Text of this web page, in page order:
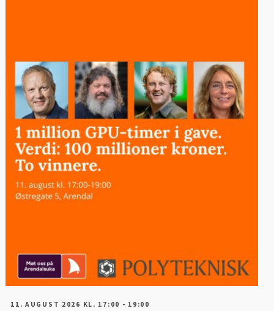
11. AUGUST 2026 KL. 17:00 - 19:00